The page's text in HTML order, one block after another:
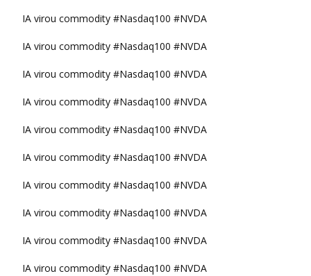
IA virou commodity #Nasdaq100 #NVDA
IA virou commodity #Nasdaq100 #NVDA
IA virou commodity #Nasdaq100 #NVDA
IA virou commodity #Nasdaq100 #NVDA
IA virou commodity #Nasdaq100 #NVDA
IA virou commodity #Nasdaq100 #NVDA
IA virou commodity #Nasdaq100 #NVDA
IA virou commodity #Nasdaq100 #NVDA
IA virou commodity #Nasdaq100 #NVDA
IA virou commodity #Nasdaq100 #NVDA